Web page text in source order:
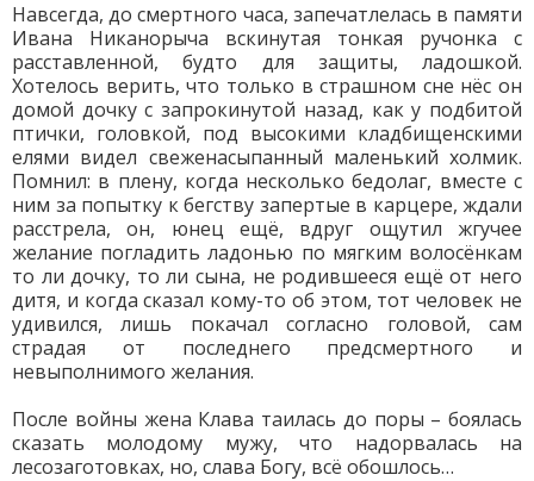
Навсегда, до смертного часа, запечатлелась в памяти
Ивана Никанорыча вскинутая тонкая ручонка с
расставленной, будто для защиты, ладошкой.
Хотелось верить, что только в страшном сне нёс он
домой дочку с запрокинутой назад, как у подбитой
птички, головкой, под высокими кладбищенскими
елями видел свеженасыпанный маленький холмик.
Помнил: в плену, когда несколько бедолаг, вместе с
ним за попытку к бегству запертые в карцере, ждали
расстрела, он, юнец ещё, вдруг ощутил жгучее
желание погладить ладонью по мягким волосёнкам
то ли дочку, то ли сына, не родившееся ещё от него
дитя, и когда сказал кому-то об этом, тот человек не
удивился, лишь покачал согласно головой, сам
страдая от последнего предсмертного и
невыполнимого желания.
После войны жена Клава таилась до поры – боялась
сказать молодому мужу, что надорвалась на
лесозаготовках, но, слава Богу, всё обошлось…